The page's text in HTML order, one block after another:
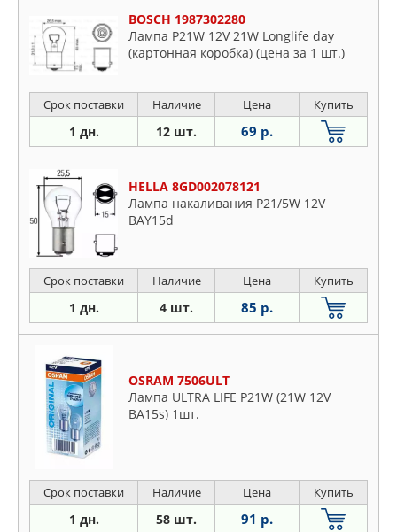
BOSCH 1987302280
Лампа P21W 12V 21W Longlife day
(картонная коробка) (цена за 1 шт.)
Срок поставки Наличие Цена Купить
1 дн. 12 шт. 69 р.
HELLA 8GD002078121
Лампа накаливания P21/5W 12V
BAY15d
Срок поставки Наличие Цена Купить
1 дн. 4 шт. 85 р.
OSRAM 7506ULT
Лампа ULTRA LIFE P21W (21W 12V
BA15s) 1шт.
Срок поставки Наличие Цена Купить
1 дн. 58 шт. 91 р.